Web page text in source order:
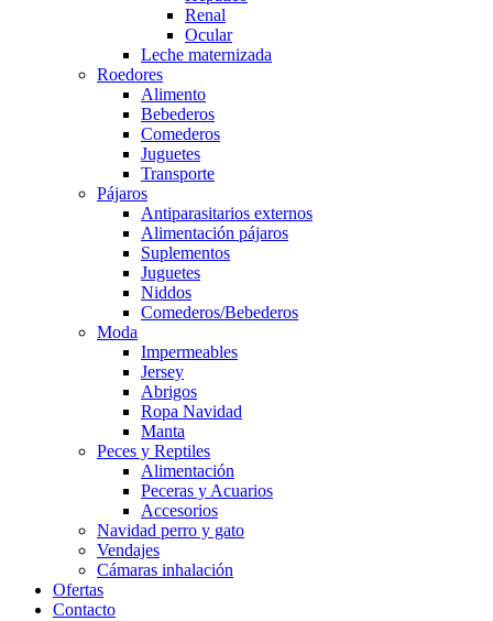
Renal
Ocular
Leche maternizada
Roedores
Alimento
Bebederos
Comederos
Juguetes
Transporte
Pájaros
Antiparasitarios externos
Alimentación pájaros
Suplementos
Juguetes
Niddos
Comederos/Bebederos
Moda
Impermeables
Jersey
Abrigos
Ropa Navidad
Manta
Peces y Reptiles
Alimentación
Peceras y Acuarios
Accesorios
Navidad perro y gato
Vendajes
Cámaras inhalación
Ofertas
Contacto